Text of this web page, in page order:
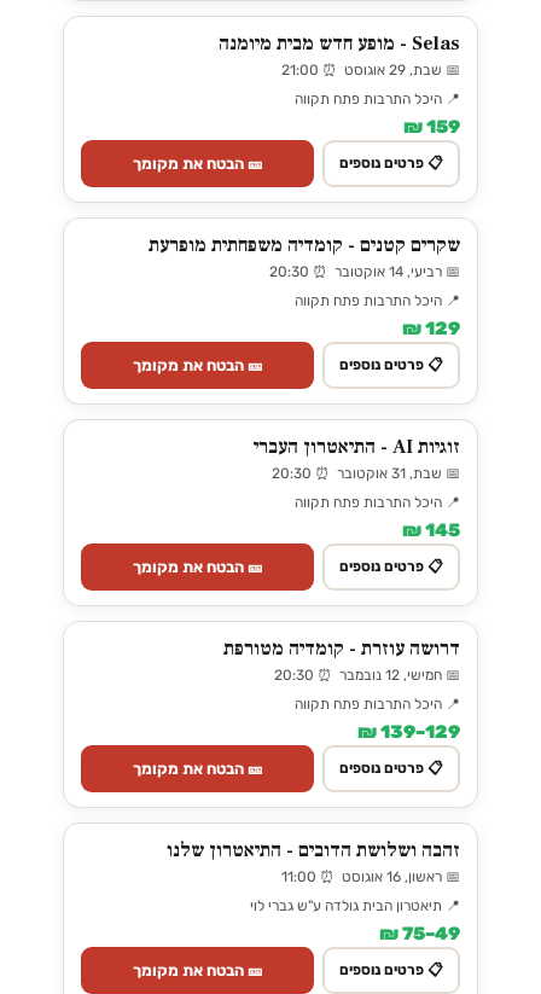
Selas - מופע חדש מבית מיומנה
📅 שבת, 29 אוגוסט ⏰ 21:00
📍 היכל התרבות פתח תקווה
159 ₪
📋 פרטים נוספים 🎫 הבטח את מקומך
שקרים קטנים - קומדיה משפחתית מופרעת
📅 רביעי, 14 אוקטובר ⏰ 20:30
📍 היכל התרבות פתח תקווה
129 ₪
📋 פרטים נוספים 🎫 הבטח את מקומך
זוגיות AI - התיאטרון העברי
📅 שבת, 31 אוקטובר ⏰ 20:30
📍 היכל התרבות פתח תקווה
145 ₪
📋 פרטים נוספים 🎫 הבטח את מקומך
דרושה עוזרת - קומדיה מטורפת
📅 חמישי, 12 נובמבר ⏰ 20:30
📍 היכל התרבות פתח תקווה
129–139 ₪
📋 פרטים נוספים 🎫 הבטח את מקומך
זהבה ושלושת הדובים - התיאטרון שלנו
📅 ראשון, 16 אוגוסט ⏰ 11:00
📍 תיאטרון הבית גולדה ע"ש גברי לוי
49–75 ₪
📋 פרטים נוספים 🎫 הבטח את מקומך